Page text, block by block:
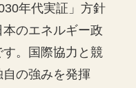
年代実証」方針
のエネルギー政
。国際協力と競
の強みを発揮